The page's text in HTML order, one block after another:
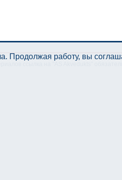
Продолжая работу, вы